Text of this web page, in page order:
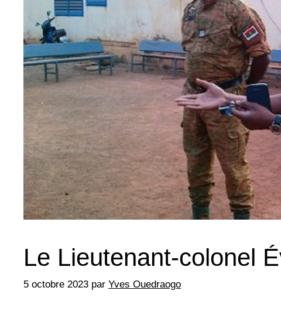
Le Lieutenant-colonel
5 octobre 2023 par Yves Ouedraogo